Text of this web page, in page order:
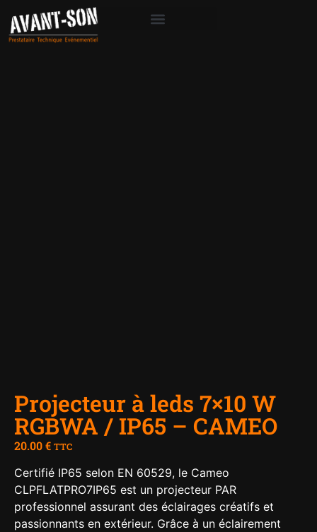
Projecteur à leds 7×10 W
RGBWA / IP65 – CAMEO
20.00€ TTC
Certifié IP65 selon EN 60529, le Cameo
CLPFLATPRO7IP65 est un projecteur PAR
professionnel assurant des éclairages créatifs et
passionnants en extérieur. Grâce à un éclairement